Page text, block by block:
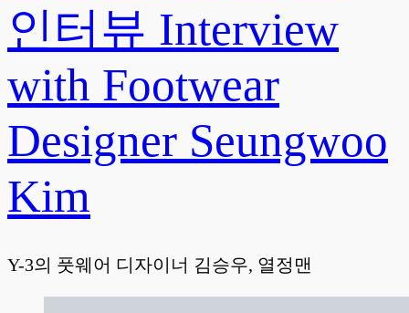
인터뷰 Interview
with Footwear
Designer Seungwoo
Kim
Y-3의 풋웨어 디자이너 김승우, 열정맨